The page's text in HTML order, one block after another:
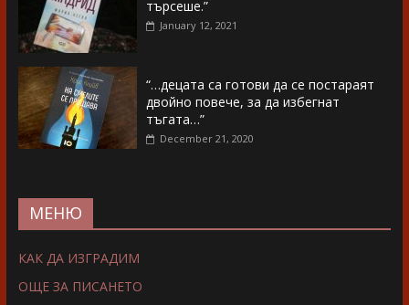
търсеше.”
January 12, 2021
“…децата са готови да се постараят
двойно повече, за да избегнат
тъгата…”
December 21, 2020
МЕНЮ
КАК ДА ИЗГРАДИМ
ОЩЕ ЗА ПИСАНЕТО